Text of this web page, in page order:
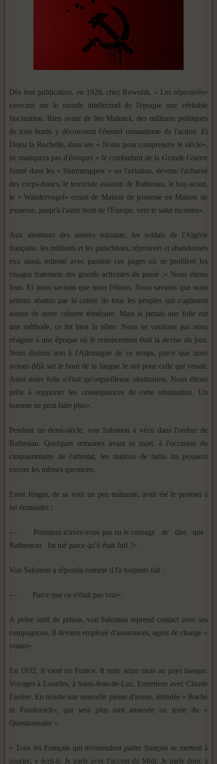
Dès leur publication, en 1928, chez Rowohlt, « Les réprouvés»
exercent sur le monde intellectuel de l'époque une véritable
fascination. Bien avant de lire Malraux, des militants politiques
de tous bords y découvrent l'éternel romantisme de l'action. Et
Drieu la Rochelle, dans ses « Notes pour comprendre le siècle»,
ne manquera pas d'évoquer « le combattant de la Grande Guerre
formé dans les « Sturmtruppen » ou l'aviation, devenu l'acharné
des corps-francs, le terroriste assassin de Rathenau, le boy-scout,
le « Wandervogel» errant de Maison de jeunesse en Maison de
jeunesse, jusqu'à l'autre bout de l'Europe, vers le salut inconnu».
Aux alentours des années soixante, les soldats de l'Algérie
française, les militants et les putschistes, réprouvés et abandonnés
eux aussi, reliront avec passion ces pages où se profilent les
visages fraternels des grands activistes du passé :« Nous étions
fous. Et nous savions que nous l'étions. Nous savions que nous
serions abattus par la colère de tous les peuples qui s'agitaient
autour de notre cohorte téméraire. Mais si jamais une folie eut
une méthode, ce fut bien la nôtre. Nous ne voulions pas nous
résigner à une époque où le renoncement était la devise du jour.
Nous disions non à l'Allemagne de ce temps, parce que nous
avions déjà sur le bout de la langue le oui pour celle qui venait.
Ainsi notre folie n'était qu'orgueilleuse obstination. Nous étions
prêts à supporter les conséquences de cette obstination. Un
homme ne peut faire plus».
Pendant un demi-siècle, von Salomon a vécu dans l'ombre de
Rathenau. Quelques semaines avant sa mort, à l'occasion du
cinquantenaire de l'attentat, les stations de radio lui posaient
encore les mêmes questions.
Ernst Jünger, de sa voix un peu traînante, avait été le premier à
lui demander :
— Pourquoi n'avez-vous pas eu le courage de dire que
Ratheneau fut tué parce qu'il était Juif ?»
Von Salomon a répondu comme il l'a toujours fait :
— Parce que ce n'était pas vrai».
A peine sorti de prison, von Salomon reprend contact avec ses
compagnons. Il devient employé d'assurances, agent de change «
volant».
En 1932, il vient en France. Il reste seize mois au pays basque.
Voyages à Lourdes, à Saint-Jean-de-Luz. Entretiens avec Claude
Farrère. En résulte une nouvelle pleine d'ironie, intitulée « Boche
in Frankreich», qui sera plus tard annexée au texte du «
Questionnaire ».
« Tous les Français qui m'entendent parler français se mettent à
sourire, y écrit-il. Je parle avec l'accent du Midi. Je parle donc à